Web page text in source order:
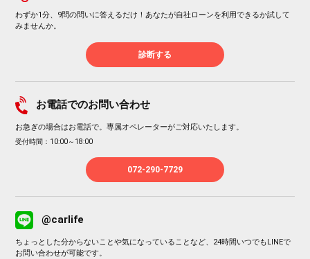
わずか1分、9問の問いに答えるだけ！あなたが自社ローンを利用できるか試して
みませんか。
診断する
お電話でのお問い合わせ
お急ぎの場合はお電話で。専属オペレーターがご対応いたします。
受付時間：10:00～18:00
072-290-7729
@carlife
ちょっとした分からないことや気になっていることなど、24時間いつでもLINEで
お問い合わせが可能です。